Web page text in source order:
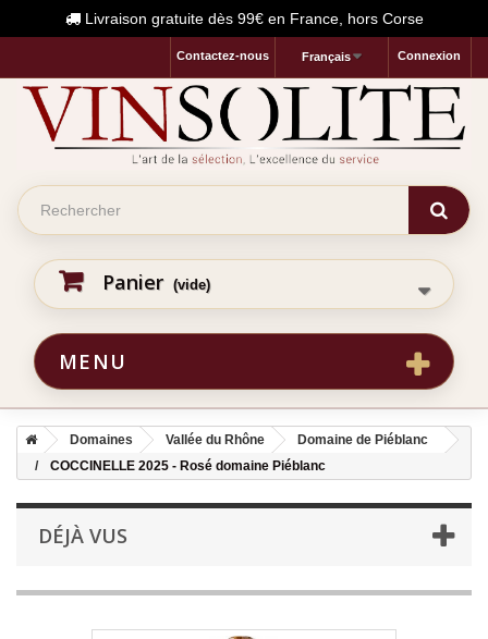
Livraison gratuite dès 99€ en France, hors Corse
Connexion
Français
Contactez-nous
Panier (vide)
MENU
Domaines Vallée du Rhône
Domaine de Piéblanc
COCCINELLE 2025 - Rosé domaine Piéblanc
DÉJÀ VUS